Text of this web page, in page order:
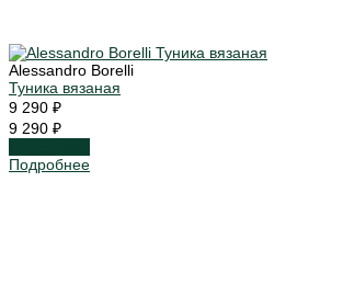
Alessandro Borelli
Туника вязаная
9 290 ₽
9 290 ₽
Подробнее